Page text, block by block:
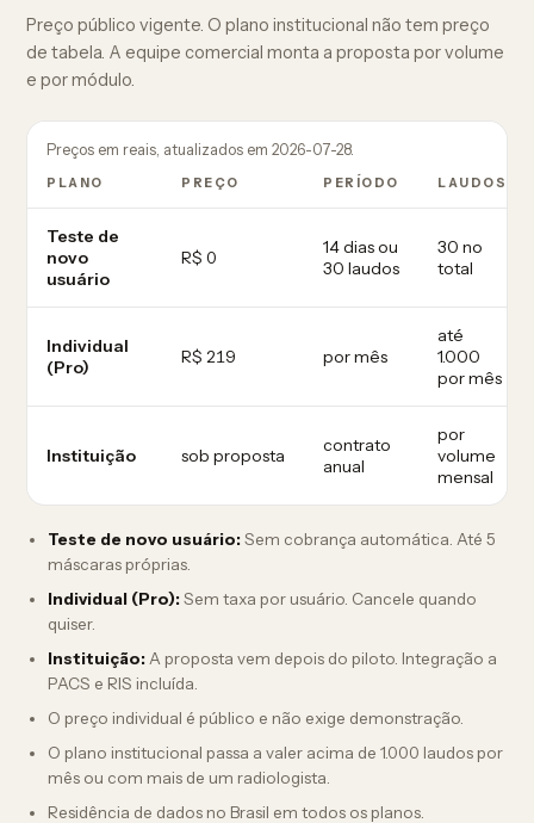
Preço público vigente. O plano institucional não tem preço
de tabela. A equipe comercial monta a proposta por volume
e por módulo.
Preços em reais, atualizados em 2026-07-28.
PLANO PREÇO PERÍODO LAUDOS
Teste de
novo
usuário
R$ 0
14 dias ou
30 laudos
30 no
total
Individual
(Pro)
R$ 219 por mês
até
1.000
por mês
Instituição sob proposta
contrato
anual
por
volume
mensal
Teste de novo usuário:Sem cobrança automática. Até 5
máscaras próprias.
Individual (Pro):Sem taxa por usuário. Cancele quando
quiser.
Instituição: A proposta vem depois do piloto. Integração a
PACS e RIS incluída.
O preço individual é público e não exige demonstração.
O plano institucional passa a valer acima de 1.000 laudos por
mês ou com mais de um radiologista.
Residência de dados no Brasil em todos os planos.